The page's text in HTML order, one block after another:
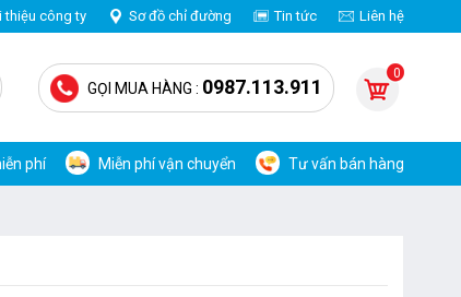
thiệu công ty Sơ đồ chỉ đường Tin tức Liên hệ
0
GỌI MUA HÀNG : 0987.113.911
Tư vấn bán hàng
Miễn phí vận chuyển
phí